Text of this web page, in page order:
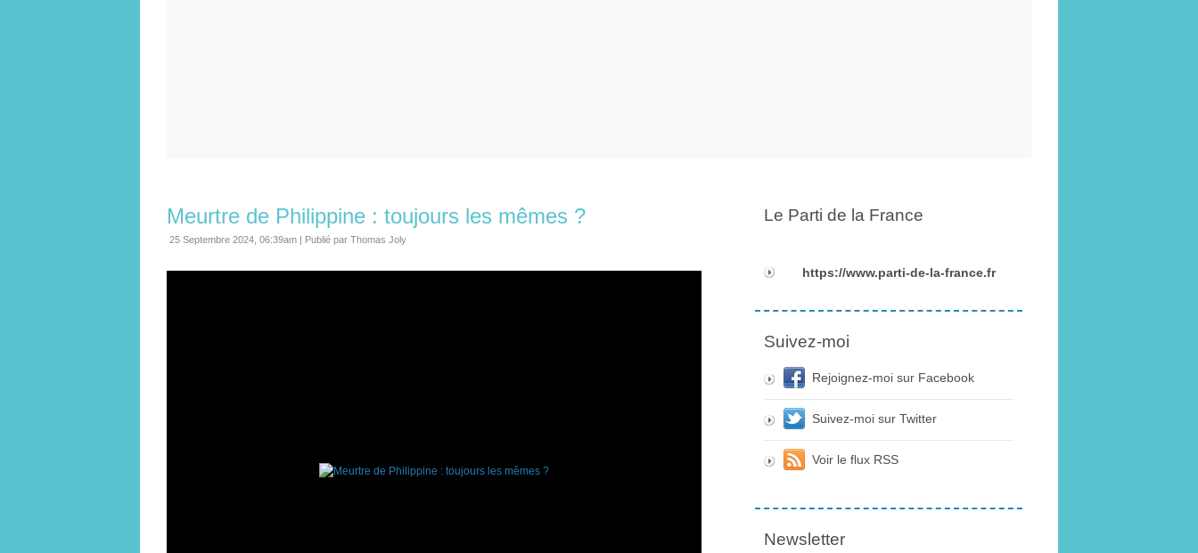
Meurtre de Philippine : toujours les mêmes ?
25 Septembre 2024, 06:39am | Publié par Thomas Joly
Le Parti de la France
https://www.parti-de-la-france.fr
Suivez-moi
Rejoignez-moi sur Facebook
Suivez-moi sur Twitter
Voir le flux RSS
Newsletter